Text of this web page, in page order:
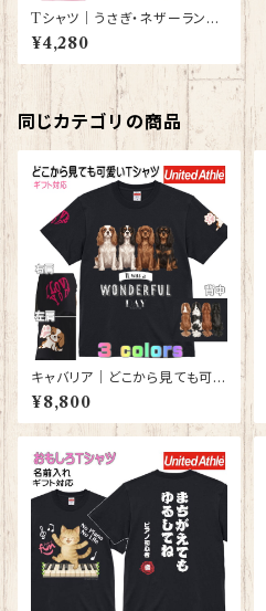
Tシャツ｜うさぎ・ネザーランド
ドワーフラビット【型番 T-137】
レディース メンズ グッズ
¥4,280
同じカテゴリの商品
キャバリア｜どこから見ても可愛
いＴシャツ 背中・両袖にプリント
有 【型番 T-10014】
¥8,800